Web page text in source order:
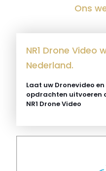
Ons
NR1 Drone Video
Nederland.
Laat uw Dronevideo
opdrachten uitvoeren
NR1 Drone Video